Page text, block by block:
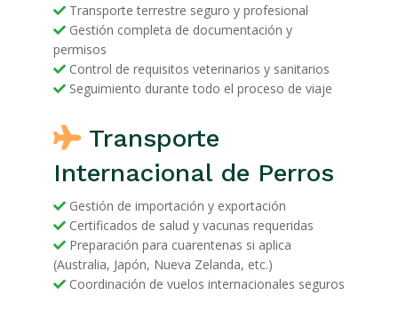
Transporte terrestre seguro y profesional
Gestión completa de documentación y
permisos
Control de requisitos veterinarios y sanitarios
Seguimiento durante todo el proceso de viaje
Transporte
Internacional de Perros
Gestión de importación y exportación
Certificados de salud y vacunas requeridas
Preparación para cuarentenas si aplica
(Australia, Japón, Nueva Zelanda, etc.)
Coordinación de vuelos internacionales seguros